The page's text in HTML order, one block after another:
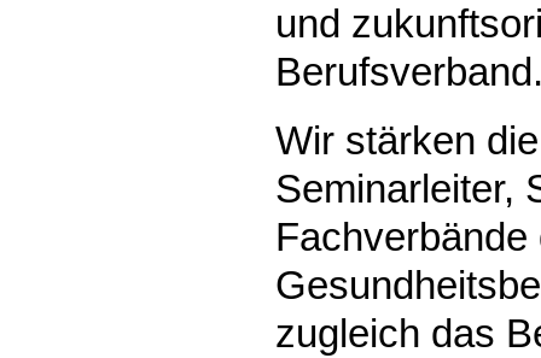
und
Wir stärken
Seminarleiter,
Fachverbände
zugleich das